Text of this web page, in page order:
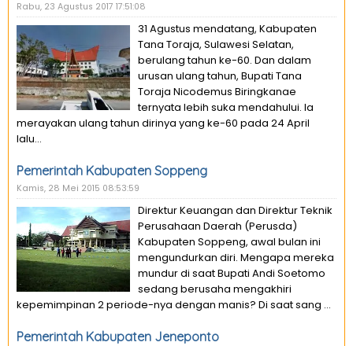
Rabu, 23 Agustus 2017 17:51:08
31 Agustus mendatang, Kabupaten
Tana Toraja, Sulawesi Selatan,
berulang tahun ke-60. Dan dalam
urusan ulang tahun, Bupati Tana
Toraja Nicodemus Biringkanae
ternyata lebih suka mendahului. Ia
merayakan ulang tahun dirinya yang ke-60 pada 24 April
lalu...
Pemerintah Kabupaten Soppeng
Kamis, 28 Mei 2015 08:53:59
Direktur Keuangan dan Direktur Teknik
Perusahaan Daerah (Perusda)
Kabupaten Soppeng, awal bulan ini
mengundurkan diri. Mengapa mereka
mundur di saat Bupati Andi Soetomo
sedang berusaha mengakhiri
kepemimpinan 2 periode-nya dengan manis? Di saat sang ...
Pemerintah Kabupaten Jeneponto